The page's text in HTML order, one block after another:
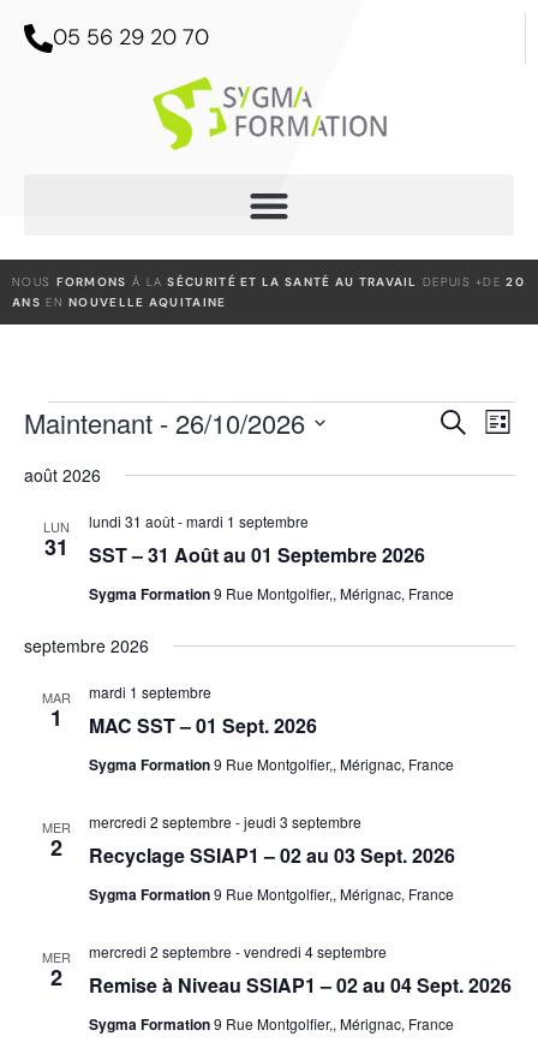
05 56 29 20 70
NOUS FORMONS À LASÉCURITÉ ET LA SANTÉ AU TRAVAIL DEPUIS +DE20
ANS ENNOUVELLE AQUITAINE
Recherche
DE
Liste
Maintenant - 26/10/2026
date.
août 2026
LUN
31 SST – 31 Août au 01 Septembre 2026
lundi 31 août-mardi 1 septembre
Sygma Formation9 Rue Montgolfier,, Mérignac, France
septembre 2026
MAR
1 MAC SST – 01 Sept. 2026
mardi 1 septembre
Sygma Formation9 Rue Montgolfier,, Mérignac, France
MER
2 Recyclage SSIAP1 – 02 au 03 Sept. 2026
mercredi 2 septembre -jeudi 3 septembre
Sygma Formation9 Rue Montgolfier,, Mérignac, France
MER
2 Remise à Niveau SSIAP1 – 02 au 04 Sept. 2026
mercredi 2 septembre -vendredi 4 septembre
Sygma Formation9 Rue Montgolfier,, Mérignac, France